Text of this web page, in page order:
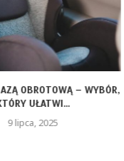
OBROTOWĄ – WYBÓR,
UŁATWI...
9 lipca, 2025